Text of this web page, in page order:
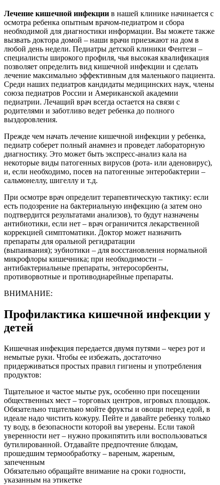
Лечение кишечной инфекции в нашей клинике начинается с
осмотра ребенка опытным врачом-педиатром и сбора
необходимой для диагностики информации. Вы можете также
вызвать доктора домой – наши врачи приезжают на дом в
любой день недели. Педиатры детской клиники Фентези –
специалисты широкого профиля, чья высокая квалификация
позволяет определить вид кишечной инфекции и сделать
лечение максимально эффективным для маленького пациента.
Среди наших педиатров кандидаты медицинских наук, члены
союза педиатров России и Американской академии
педиатрии. Лечащий врач всегда остается на связи с
родителями и заботливо ведет ребенка до полного
выздоровления.
Прежде чем начать лечение кишечной инфекции у ребенка,
педиатр соберет полный анамнез и проведет лабораторную
диагностику. Это может быть экспресс-анализ кала на
некоторые виды патогенных вирусов (рота- или аденовирус),
и, если необходимо, посев на патогенные энтеробактерии –
сальмонеллу, шигеллу и т.д.
При осмотре врач определит терапевтическую тактику: если
есть подозрение на бактериальную инфекцию (а затем оно
подтвердится результатами анализов), то будут назначены
антибиотики, если нет – врач ограничится лекарственной
коррекцией симптоматики. Доктор может назначить
препараты для оральной регидратации
(выпаивания); эубиотики – для восстановления нормальной
микрофлоры кишечника; при необходимости –
антибактериальные препараты, энтеросорбенты,
противорвотные и противодиарейные препараты.
ВНИМАНИЕ:
Профилактика кишечной инфекции у
детей
Кишечная инфекция передается двумя путями – через рот и
немытые руки. Чтобы ее избежать, достаточно
придерживаться простых правил гигиены и употребления
продуктов:
Тщательное и частое мытье рук, особенно при посещении
общественных мест – торговых центров, игровых площадок.
Обязательно тщательно мойте фрукты и овощи перед едой, в
идеале надо чистить кожуру. Пейте и давайте ребенку только
ту воду, в безопасности которой вы уверены. Если такой
уверенности нет – нужно прокипятить или воспользоваться
бутилированной. Отдавайте предпочтение блюдам,
прошедшим термообработку – вареным, жареным,
запеченным
Обязательно обращайте внимание на сроки годности,
указанным на этикетке